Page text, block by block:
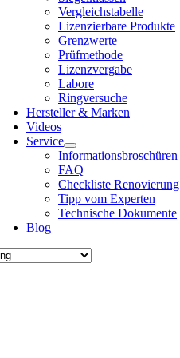
Ver­gleichs­ta­bel­le
Lizen­zier­ba­re Pro­duk­te
Grenz­wer­te
Prüf­me­tho­de
Lizenz­ver­ga­be
Labo­re
Ring­ver­su­che
Her­stel­ler & Mar­ken
Vide­os
Ser­vice
Infor­ma­ti­ons­bro­schü­ren
FAQ
Check­lis­te Reno­vie­rung
Tipp vom Exper­ten
Tech­ni­sche Doku­men­te
Blog